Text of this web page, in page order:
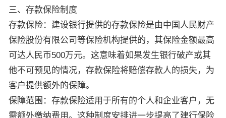
三、存款保险制度
存款保险：建设银行提供的存款保险是由中国人民财产
保险股份有限公司等保险机构提供的，其保险金额最高
可达人民币500万元。这意味着如果发生银行破产或其
他不可预见的情况，存款保险将赔偿存款人的损失，为
客户提供额外的保障。
保障范围：存款保险适用于所有的个人和企业客户，无
需额外缴纳费用。这种制度安排进一步提高了建行保险